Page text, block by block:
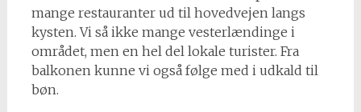
mange restauranter ud til hovedvejen langs
kysten. Vi så ikke mange vesterlændinge i
området, men en hel del lokale turister. Fra
balkonen kunne vi også følge med i udkald til
bøn.